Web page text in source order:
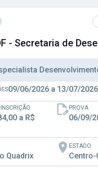
SEDES-DF - Secretaria
09/06/2026 a 13/07/2026
a R$
PROVA
06/09/
Quadrix
ESTADO
Centro-